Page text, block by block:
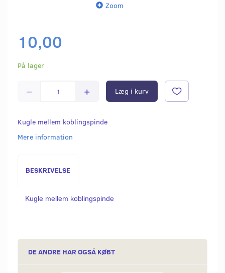
Zoom
10,00
På lager
Læg i kurv
Kugle mellem koblingspinde
Mere information
BESKRIVELSE
Kugle mellem koblingspinde
DE ANDRE HAR OGSÅ KØBT